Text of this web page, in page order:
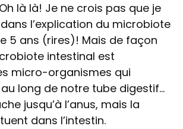
là là! Je ne crois pas que je
l’explication du microbiote
5 ans (rires)! Mais de façon
intestinal est
micro-organismes qui
long de notre tube digestif…
jusqu’à l’anus, mais la
dans l’intestin.